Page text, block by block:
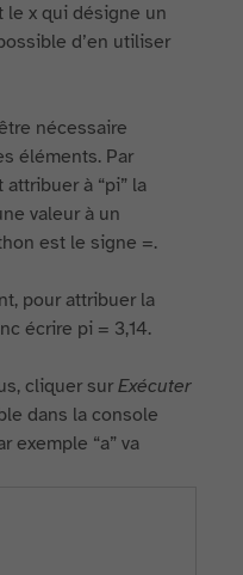
le x qui désigne un
d’en utiliser
nécessaire
éléments. Par
à “pi” la
valeur à un
est le signe =.
pour attribuer la
écrire pi = 3,14.
cliquer surExécuter
dans la console
exemple “a” va